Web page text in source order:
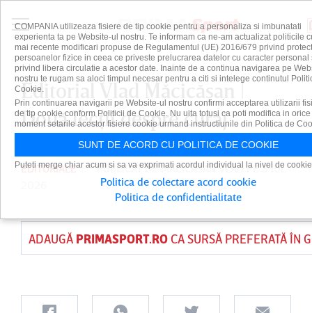
Editorial Vlad Măcicăşan |
Două lecţii despre curaj
EDITORIALE PUBLICAT DEMACICASAN VLAD PE 3 IUL
ADAUGĂ PRIMASPORT.ROCA SURSĂ PREFERATĂ ÎN
COMPANIA utilizeaza fisiere de tip cookie pentru a personaliza si imbunatati
experienta ta pe Website-ul nostru. Te informam ca ne-am actualizat politicile
mai recente modificari propuse de Regulamentul (UE) 2016/679 privind
persoanelor fizice in ceea ce priveste prelucrarea datelor cu caracter personal
privind libera circulatie a acestor date. Inainte de a continua navigarea pe
nostru te rugam sa aloci timpul necesar pentru a citi si intelege continutul
Cookie.
Prin continuarea navigarii pe Website-ul nostru confirmi acceptarea utilizarii
de tip cookie conform Politicii de Cookie. Nu uita totusi ca poti modifica in orice
moment setarile acestor fisiere cookie urmand instructiunile din Politica de
SUNT DE ACORD CU POLITICA DE COOKIE
Puteti merge chiar acum si sa va exprimati acordul individual la nivel de
Politica de colectare acord cookie
Politica de confidentialitate